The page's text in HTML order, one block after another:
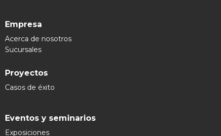
Empresa
Acerca de nosotros
Sucursales
Proyectos
Casos de éxito
Eventos y seminarios
Exposiciones